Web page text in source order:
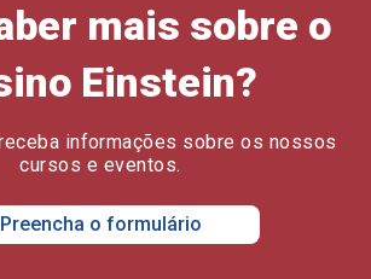
mais sobre o
Einstein?
informações sobre os nossos
cursos e eventos.
Preencha o formulário